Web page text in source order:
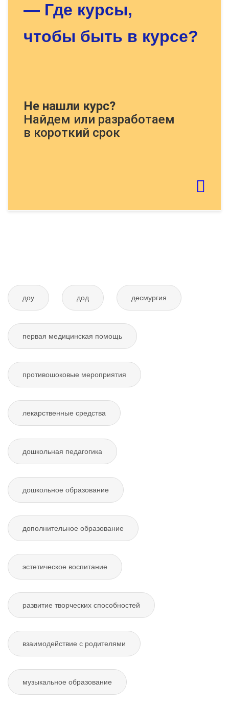
— Где курсы,
чтобы быть в курсе?
Не нашли курс?
Найдем или разработаем
в короткий срок
доу дод десмургия
первая медицинская помощь
противошоковые мероприятия
лекарственные средства
дошкольная педагогика
дошкольное образование
дополнительное образование
эстетическое воспитание
развитие творческих способностей
взаимодействие с родителями
музыкальное образование